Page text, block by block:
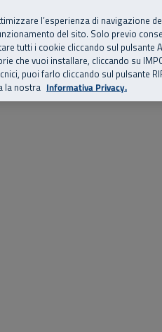
disabilità
Storie, news ed eventi
l’esperienza di navigazione
del sito. Solo previo
i cookie cliccando sul pulsante
vuoi installare, cliccando su
puoi farlo cliccando sul pulsante
la nostra Informativa Privacy.